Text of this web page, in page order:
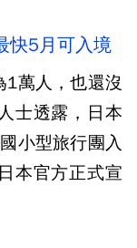
快5月可入境
1萬人，也還沒
士透露，日本
小型旅行團入
本官方正式宣